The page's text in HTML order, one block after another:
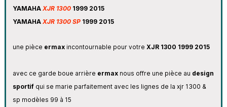
YAMAHA XJR 1300 1999 2015
YAMAHA XJR 1300 SP 1999 2015
une pièce ermaxincontournable pour votre XJR 1300 1999 2015
avec ce garde boue arrière ermaxnous offre une pièce au design
sportifqui se marie parfaitement avec les lignes de la xjr 1300 &
sp modèles 99 à 15